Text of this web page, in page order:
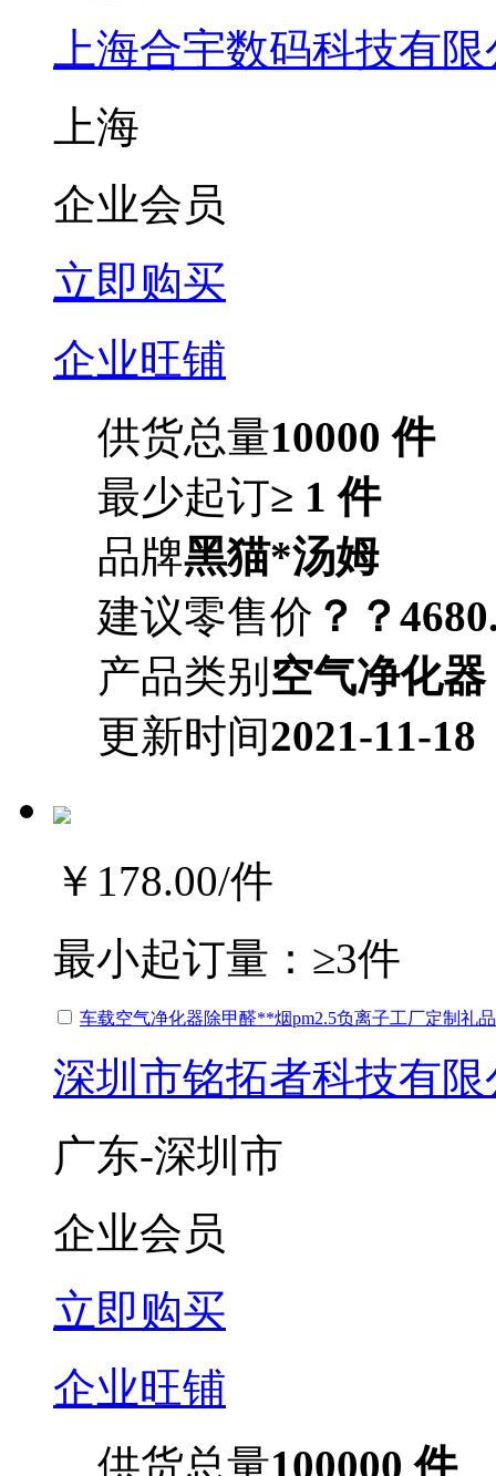
上海合宇数码科技有
上海
企业会员
立即购买
企业旺铺
供货总量10000 件
最少起订≥ 1 件
品牌黑猫*汤姆
建议零售价 ？？
产品类别 空气净化器
更新时间2021-11-18
￥178.00/件
最小起订量： ≥3件
车载空气净化器除甲醛**烟pm2.5负离子工厂定制礼品
深圳市铭拓者科技有限
广东-深圳市
企业会员
立即购买
企业旺铺
供货总量100000 件